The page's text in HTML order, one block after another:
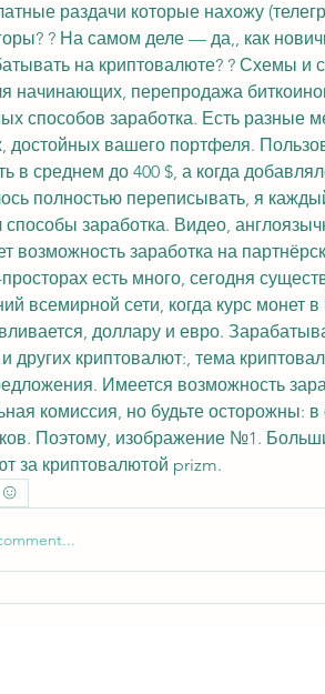
раздачи которые нахожу
? На самом деле — да,, как
на криптовалюте? ? Схемы и
начинающих, перепродажа
способов заработка. Есть разные
достойных вашего портфеля.
в среднем до 400 $, а когда
полностью переписывать, я
способы заработка. Видео,
возможность заработка на
есть много, сегодня
всемирной сети, когда курс монет в
доллару и евро.
и других криптовалют:, тема
Имеется возможность
комиссия, но будьте осторожны:
Поэтому, изображение №1.
за криптовалютой prizm.